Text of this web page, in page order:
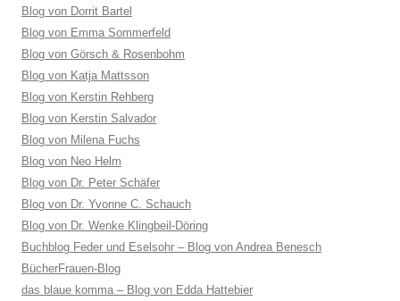
Blog von Dorrit Bartel
Blog von Emma Sommerfeld
Blog von Görsch & Rosenbohm
Blog von Katja Mattsson
Blog von Kerstin Rehberg
Blog von Kerstin Salvador
Blog von Milena Fuchs
Blog von Neo Helm
Blog von Dr. Peter Schäfer
Blog von Dr. Yvonne C. Schauch
Blog von Dr. Wenke Klingbeil-Döring
Buchblog Feder und Eselsohr – Blog von Andrea Benesch
BücherFrauen-Blog
das blaue komma – Blog von Edda Hattebier